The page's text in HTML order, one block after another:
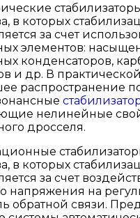
в которых
за счет
элементов:
конденсаторов,
и др. В
распространение
нелинейные
дросселя.
в которых
за счет
напряжения на
обратной связи.